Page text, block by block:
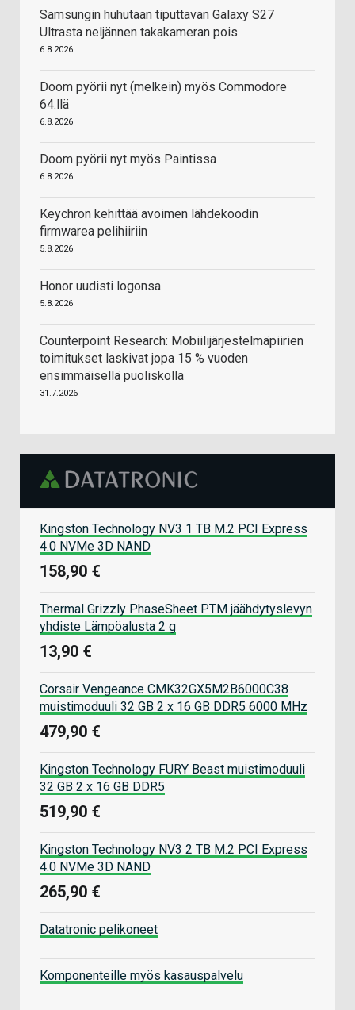
Samsungin huhutaan tiputtavan Galaxy S27
Ultrasta neljännen takakameran pois
6.8.2026
Doom pyörii nyt (melkein) myös Commodore
64:llä
6.8.2026
Doom pyörii nyt myös Paintissa
6.8.2026
Keychron kehittää avoimen lähdekoodin
firmwarea pelihiiriin
5.8.2026
Honor uudisti logonsa
5.8.2026
Counterpoint Research: Mobiilijärjestelmäpiirien
toimitukset laskivat jopa 15 % vuoden
ensimmäisellä puoliskolla
31.7.2026
Kingston Technology NV3 1 TB M.2 PCI Express
4.0 NVMe 3D NAND
158,90 €
Thermal Grizzly PhaseSheet PTM jäähdytyslevyn
yhdiste Lämpöalusta 2 g
13,90 €
Corsair Vengeance CMK32GX5M2B6000C38
muistimoduuli 32 GB 2 x 16 GB DDR5 6000 MHz
479,90 €
Kingston Technology FURY Beast muistimoduuli
32 GB 2 x 16 GB DDR5
519,90 €
Kingston Technology NV3 2 TB M.2 PCI Express
4.0 NVMe 3D NAND
265,90 €
Datatronic pelikoneet
Komponenteille myös kasauspalvelu